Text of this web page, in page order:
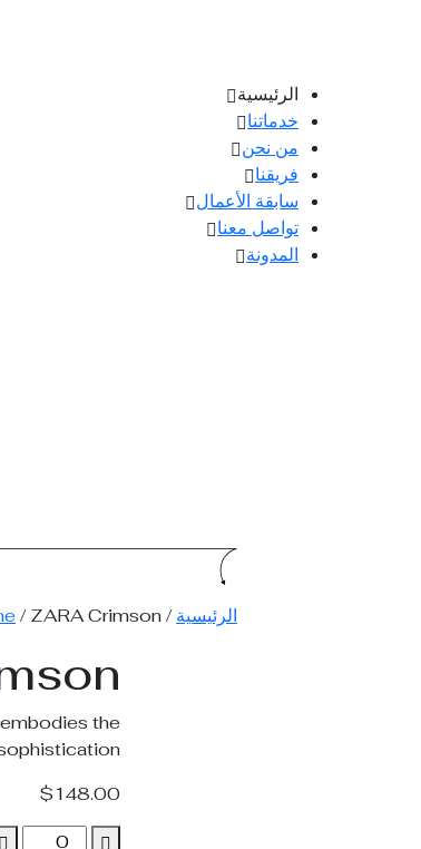
الرئيسية
خدماتنا
من نحن
فريقنا
سابقة الأعمال
تواصل معنا
المدونة
الرئيسية/
/ ZARA Crimson
the
$148.00